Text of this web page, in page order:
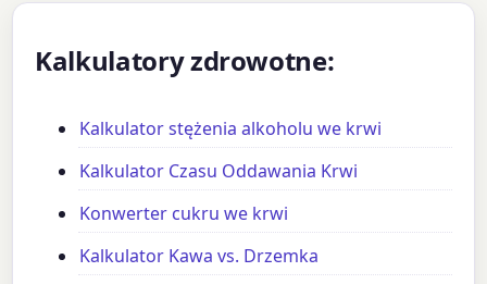
Kalkulatory zdrowotne:
Kalkulator stężenia alkoholu we krwi
Kalkulator Czasu Oddawania Krwi
Konwerter cukru we krwi
Kalkulator Kawa vs. Drzemka